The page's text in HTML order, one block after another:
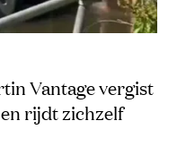
Vantage vergist
rijdt zichzelf